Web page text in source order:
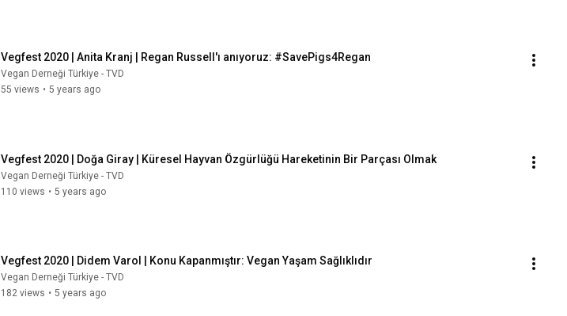
Vegfest 2020 | Anita Kranj | Regan Russell'ı anıyoruz: #SavePigs4Regan
Vegan Derneği Türkiye - TVD
55 views • 5 years ago
Vegfest 2020 | Doğa Giray | Küresel Hayvan Özgürlüğü Hareketinin Bir Parçası Olmak
Vegan Derneği Türkiye - TVD
110 views • 5 years ago
Vegfest 2020 | Didem Varol | Konu Kapanmıştır: Vegan Yaşam Sağlıklıdır
Vegan Derneği Türkiye - TVD
182 views • 5 years ago